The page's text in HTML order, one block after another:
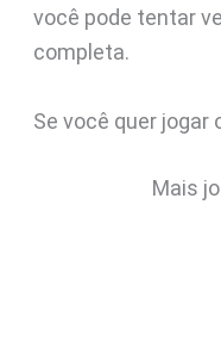
você pode tentar
completa.
Se você quer jogar
Mais